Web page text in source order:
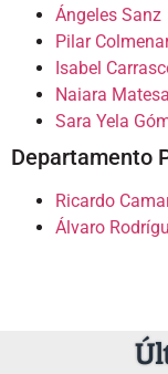
Ángeles Sanz
Pilar
Isabel
Naiara
Sara Yela
Departamento
Ricardo
Álvaro